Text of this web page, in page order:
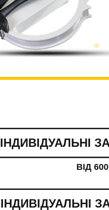
ІНДИВІДУАЛЬНІ
ВІД
ІНДИВІДУАЛЬНІ